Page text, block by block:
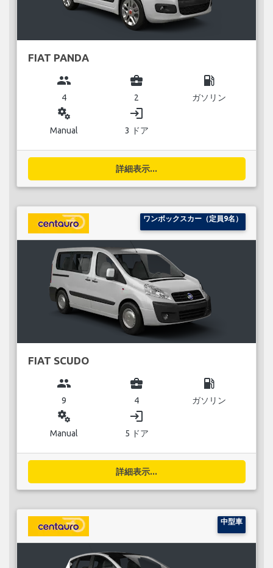
FIAT PANDA
group
4
business_center
2
local_gas_station
ガソリン
miscellaneous_services
Manual
login
3 ドア
詳細表示...
ワンボックスカー（定員9名）
FIAT SCUDO
group
9
business_center
4
local_gas_station
ガソリン
miscellaneous_services
Manual
login
5 ドア
詳細表示...
中型車